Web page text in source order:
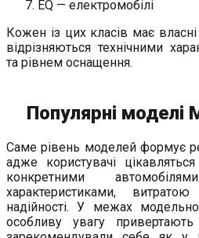
EQ — електромобілі
Кожен із цих класів має
відрізняються технічними
та рівнем оснащення.
Популярні моделі
Саме рівень моделей формує
адже користувачі
конкретними
характеристиками,
надійності. У межах
особливу увагу